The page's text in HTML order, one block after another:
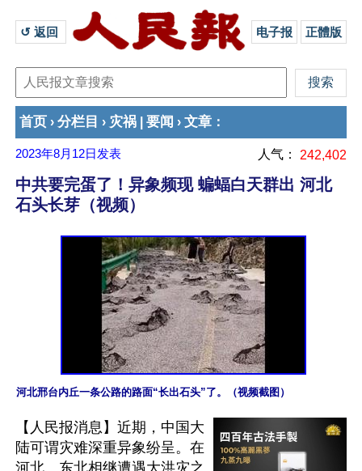
↺ 返回 电子报 正體版
首页 › 分栏目 › 灾祸 要闻 › 文章 ：
2023年8月12日 发表 人气： 242,402
中共要完蛋了！异象频现 蝙蝠白天群出 河北
石头长芽（视频）
河北邢台内丘一条公路的路面“长出石头”了。（视频截图）
【人民报消息】近期，中国大
陆可谓灾难深重异象纷呈。在
河北、东北相继遭遇大洪灾之